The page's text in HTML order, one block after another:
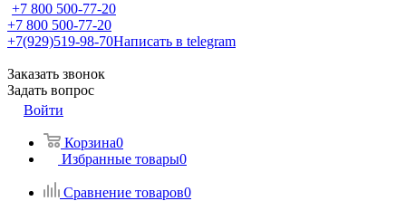
+7 800 500-77-20
+7 800 500-77-20
+7(929)519-98-70Написать в telegram
Заказать звонок
Задать вопрос
Войти
Корзина0
Избранные товары0
Сравнение товаров0